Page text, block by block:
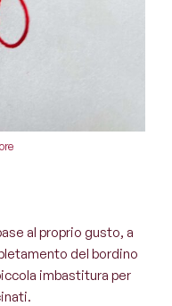
al proprio gusto, a
del bordino
imbastitura per